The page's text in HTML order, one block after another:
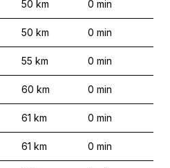
50 km 0 min
50 km 0 min
55 km 0 min
60 km 0 min
61 km 0 min
61 km 0 min